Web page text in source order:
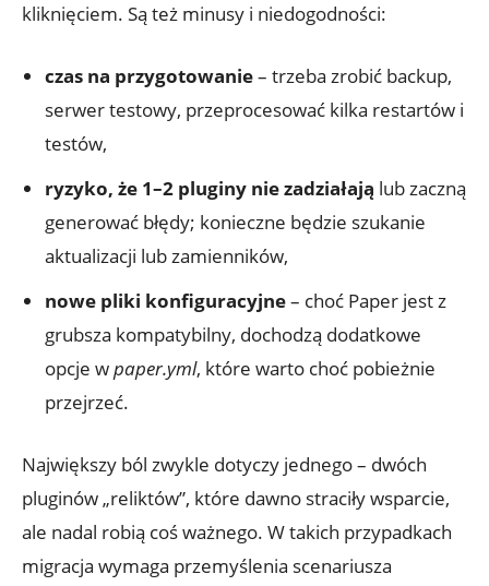
kliknięciem. Są też minusy i niedogodności:
czas na przygotowanie– trzeba zrobić backup,
serwer testowy, przeprocesować kilka restartów i
testów,
ryzyko, że 1–2 pluginy nie zadziałają lub zaczną
generować błędy; konieczne będzie szukanie
aktualizacji lub zamienników,
nowe pliki konfiguracyjne– choć Paper jest z
grubsza kompatybilny, dochodzą dodatkowe
opcje wpaper.yml, które warto choć pobieżnie
przejrzeć.
Największy ból zwykle dotyczy jednego – dwóch
pluginów „reliktów”, które dawno straciły wsparcie,
ale nadal robią coś ważnego. W takich przypadkach
migracja wymaga przemyślenia scenariusza